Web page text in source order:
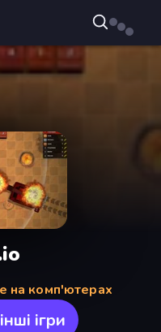
на комп'ютерах
ігри